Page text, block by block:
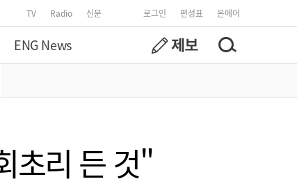
TV Radio 신문 로그인 편성표 온에어
ENG News
초리 든 것"